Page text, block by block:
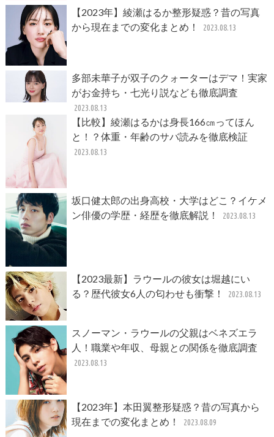
【2023年】綾瀬はるか整形疑惑？昔の写真
から現在までの変化まとめ！
2023.08.13
多部未華子が双子のクォーターはデマ！実家
がお金持ち・七光り説なども徹底調査
2023.08.13
【比較】綾瀬はるかは身長166㎝ってほん
と！？体重・年齢のサバ読みを徹底検証
2023.08.13
坂口健太郎の出身高校・大学はどこ？イケメ
ン俳優の学歴・経歴を徹底解説！
2023.08.13
【2023最新】ラウールの彼女は堀越にい
る？歴代彼女6人の匂わせも衝撃！
2023.08.13
スノーマン・ラウールの父親はベネズエラ
人！職業や年収、母親との関係を徹底調査
2023.08.13
【2023年】本田翼整形疑惑？昔の写真から
現在までの変化まとめ！
2023.08.09